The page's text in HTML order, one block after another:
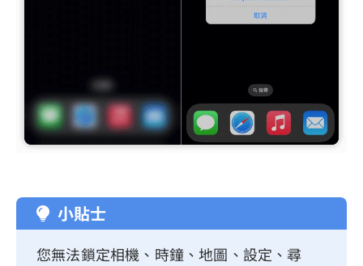
小貼士
您無法鎖定相機、時鐘、地圖、設定、尋